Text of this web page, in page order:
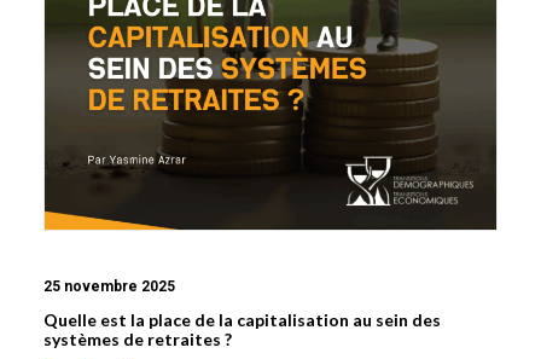
25 novembre 2025
Quelle est la place de la capitalisation au sein des
systèmes de retraites ?